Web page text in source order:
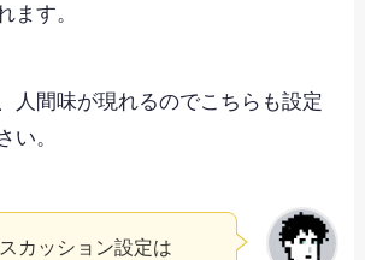
ます。
人間味が現れるのでこちらも設定
い。
カッション設定は